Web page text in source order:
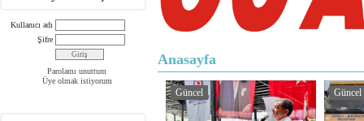
Kullanıcı adı
Şifre
Parolamı unuttum
Üye olmak istiyorum
Anasayfa
Güncel Güncel